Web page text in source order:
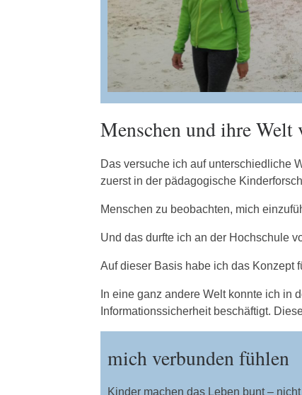
Menschen und ihre Welt
Das versuche ich auf unterschiedliche
zuerst in der pädagogische
Menschen zu beobachten, mich
Und das durfte ich an der Hochschule
Auf dieser Basis habe ich das Konzept
In eine ganz andere Welt konnte ich in
Informationssicherheit beschäftigt.
mich verbunden fühlen
Kinder machen das Leben bunt –